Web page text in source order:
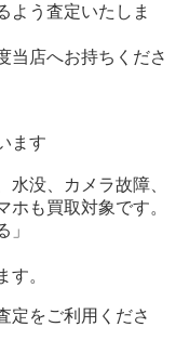
よう査定いたしま
当店へお持ちくださ
ます
没、カメラ故障、
も買取対象です。
」
す。
定をご利用くださ